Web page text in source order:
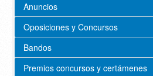
Anuncios
Oposiciones y Concursos
Bandos
Premios concursos y certámenes